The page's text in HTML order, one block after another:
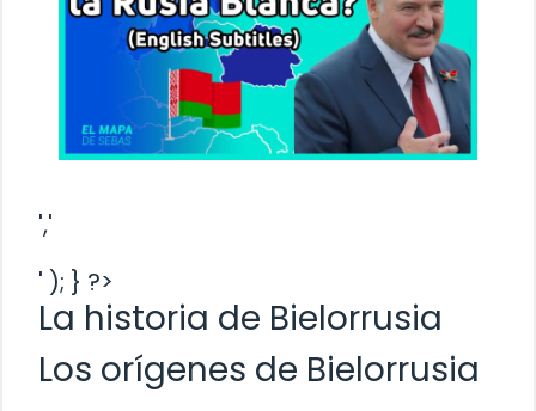
','
' ); } ?>
La historia de Bielorrusia
Los orígenes de Bielorrusia